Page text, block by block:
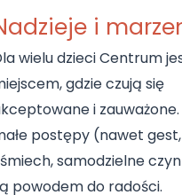
i
wielu dzieci Centrum
gdzie czują się
i
postępy (nawet gest,
samodzielne
powodem do radości.